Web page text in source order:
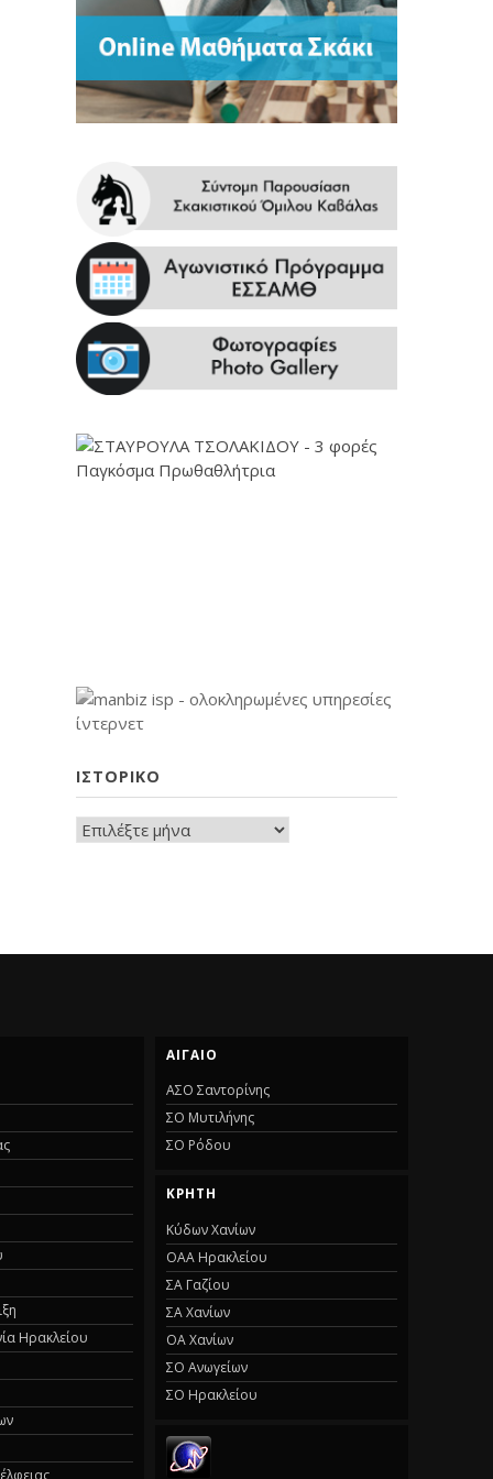
ΙΣΤΟΡΙΚΟ
Ηρακλείου
ΑΙΓΑΙΟ
ΑΣΟ Σαντορίνης
ΣΟ Μυτιλήνης
ΣΟ Ρόδου
ΚΡΗΤΗ
Κύδων Χανίων
ΟΑΑ Ηρακλείου
ΣΑ Γαζίου
ΣΑ Χανίων
ΟΑ Χανίων
ΣΟ Ανωγείων
ΣΟ Ηρακλείου